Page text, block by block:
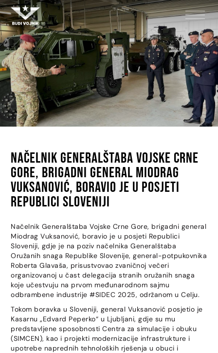
Načelnik Generalštaba Vojske Crne
Gore, brigadni general Miodrag
Vuksanović, boravio je u posjeti
Republici Sloveniji
Načelnik Generalštaba Vojske Crne Gore, brigadni general
Miodrag Vuksanović, boravio je u posjeti Republici
Sloveniji, gdje je na poziv načelnika Generalštaba
Oružanih snaga Republike Slovenije, general-potpukovnika
Roberta Glavaša, prisustvovao zvaničnoj večeri
organizovanoj u čast delegacija stranih oružanih snaga
koje učestvuju na prvom međunarodnom sajmu
odbrambene industrije #SIDEC 2025, održanom u Celju.
Tokom boravka u Sloveniji, general Vuksanović posjetio je
Kasarnu „Edvard Peperko“ u Ljubljani, gdje su mu
predstavljene sposobnosti Centra za simulacije i obuku
(SIMCEN), kao i projekti modernizacije infrastrukture i
upotrebe naprednih tehnoloških rješenja u obuci i